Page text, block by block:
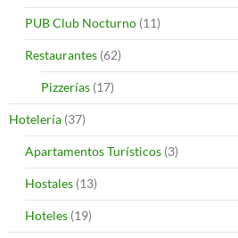
PUB Club Nocturno (11)
Restaurantes (62)
Pizzerías (17)
Hotelería (37)
Apartamentos Turísticos (3)
Hostales (13)
Hoteles (19)